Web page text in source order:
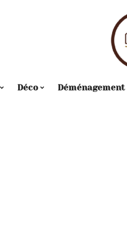
Déco Déménagement